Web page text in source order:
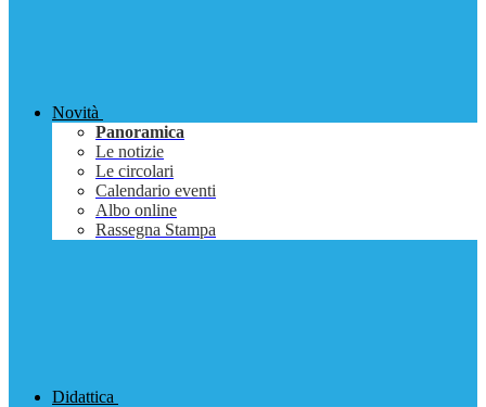
Novità
Panoramica
Le notizie
Le circolari
Calendario eventi
Albo online
Rassegna Stampa
Didattica